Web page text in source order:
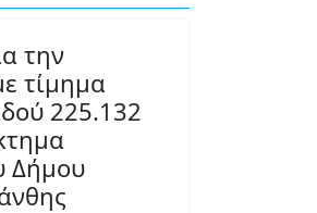
την
τίμημα
225.132
Δήμου